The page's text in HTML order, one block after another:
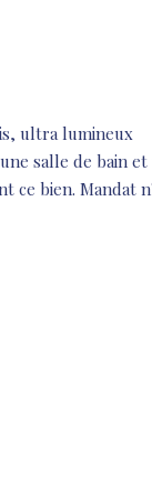
ultra lumineux
salle de bain
bien. Mandat